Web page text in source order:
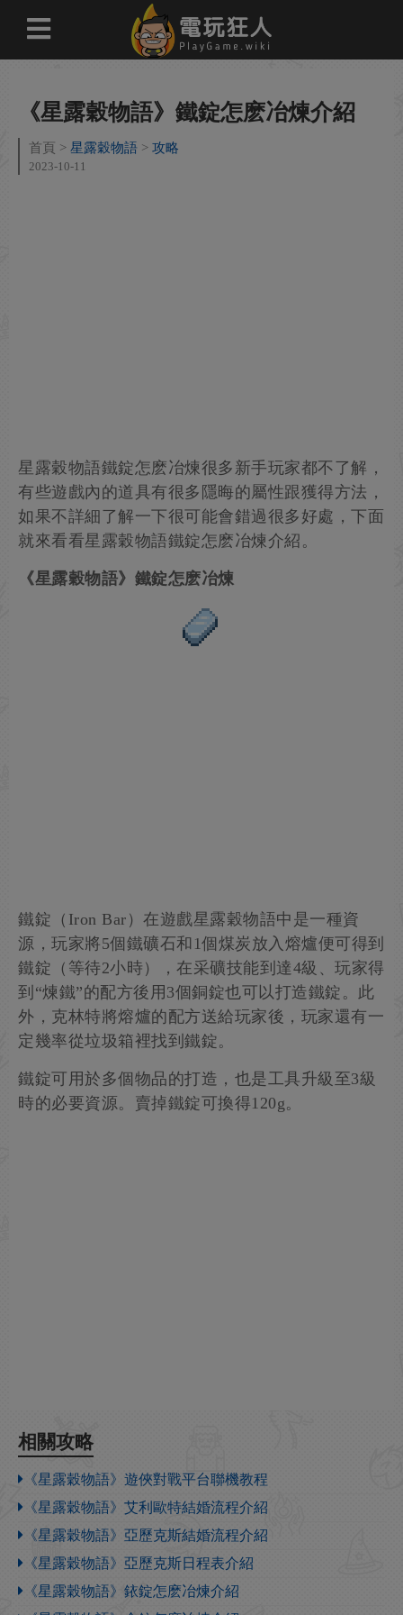
《星露穀物語》鐵錠怎麽冶煉介紹
首頁 星露穀物語 攻略
2023-10-11
星露穀物語鐵錠怎麽冶煉很多新手玩家都不了解，
有些遊戲內的道具有很多隱晦的屬性跟獲得方法，
如果不詳細了解一下很可能會錯過很多好處，下面
就來看看星露穀物語鐵錠怎麽冶煉介紹。
《星露穀物語》鐵錠怎麽冶煉
鐵錠（Iron Bar）在遊戲星露穀物語中是一種資
源，玩家將5個鐵礦石和1個煤炭放入熔爐便可得到
鐵錠（等待2小時），在采礦技能到達4級、玩家得
到“煉鐵”的配方後用3個銅錠也可以打造鐵錠。此
外，克林特將熔爐的配方送給玩家後，玩家還有一
定幾率從垃圾箱裡找到鐵錠。
鐵錠可用於多個物品的打造，也是工具升級至3級
時的必要資源。賣掉鐵錠可換得120g。
相關攻略
《星露穀物語》遊俠對戰平台聯機教程
《星露穀物語》艾利歐特結婚流程介紹
《星露穀物語》亞歷克斯結婚流程介紹
《星露穀物語》亞歷克斯日程表介紹
《星露穀物語》銥錠怎麽冶煉介紹